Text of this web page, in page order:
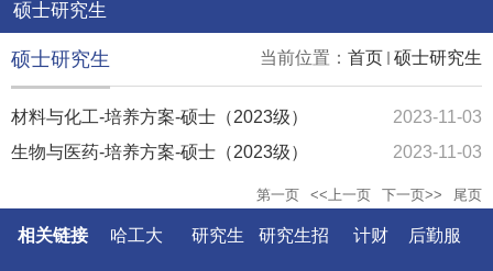
硕士研究生
当前位置： 首页 硕士研究生
硕士研究生
材料与化工-培养方案-硕士（2023级）
2023-11-03
生物与医药-培养方案-硕士（2023级）
2023-11-03
第一页 <<上一页 下一页>> 尾页
相关链接 哈工大 研究生 研究生招 计财 后勤服